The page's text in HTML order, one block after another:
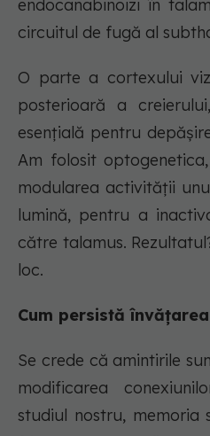
endocanabinoizi în
circuitul de fugă al
O parte a cortexului
posterioară a
esențială pentru
Am folosit
modularea activității
lumină, pentru a
către talamus.
loc.
Cum persistă
Se crede că amintirile
modificarea
studiul nostru, memoria